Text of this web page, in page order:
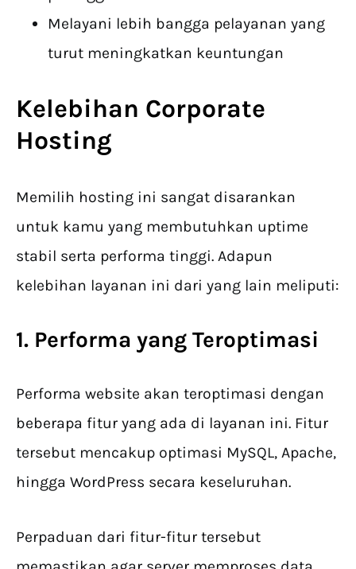
Melayani lebih bangga pelayanan yang
turut meningkatkan keuntungan
Kelebihan Corporate
Hosting
Memilih hosting ini sangat disarankan
untuk kamu yang membutuhkan uptime
stabil serta performa tinggi. Adapun
kelebihan layanan ini dari yang lain meliputi:
1. Performa yang Teroptimasi
Performa website akan teroptimasi dengan
beberapa fitur yang ada di layanan ini. Fitur
tersebut mencakup optimasi MySQL, Apache,
hingga WordPress secara keseluruhan.
Perpaduan dari fitur-fitur tersebut